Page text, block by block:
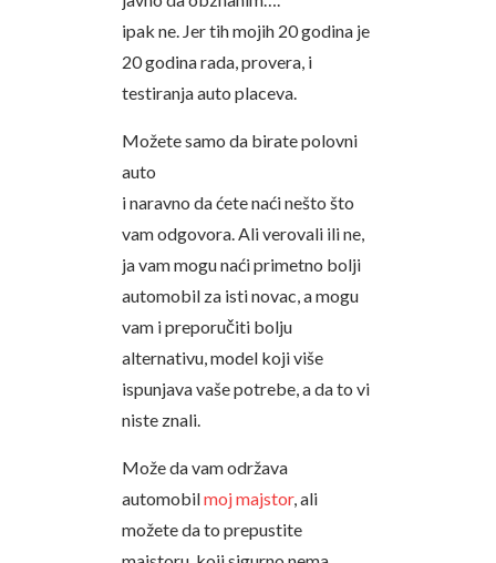
ipak ne. Jer tih mojih 20 godina je
20 godina rada, provera, i
testiranja auto placeva.
Možete samo da birate polovni
auto
i naravno da ćete naći nešto što
vam odgovora. Ali verovali ili ne,
ja vam mogu naći primetno bolji
automobil za isti novac, a mogu
vam i preporučiti bolju
alternativu, model koji više
ispunjava vaše potrebe, a da to vi
niste znali.
Može da vam održava
automobilmoj majstor, ali
možete da to prepustite